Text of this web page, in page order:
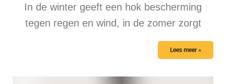
In de winter geeft een hok bescherming
tegen regen en wind, in de zomer zorgt
Lees meer »